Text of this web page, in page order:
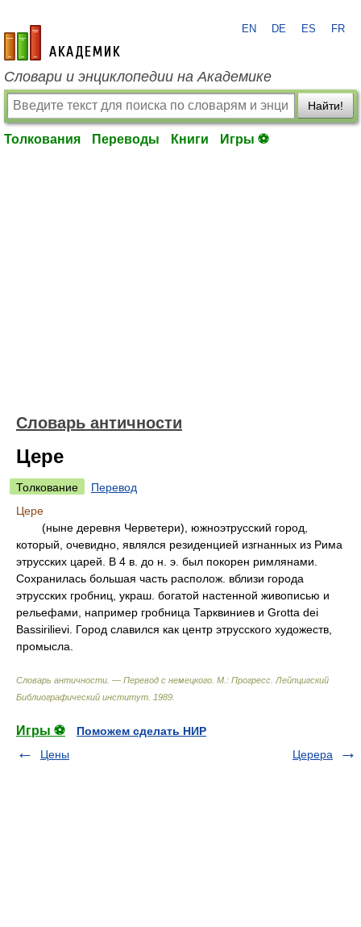
academic.ru
EN DE ES FR
Словари и энциклопедии на Академике
Найти!
Толкования Переводы Книги Игры ⚽
Словарь античности
Цере
Толкование
Перевод
Цере
(ныне деревня Черветери), южноэтрусский город,
который, очевидно, являлся резиденцией изгнанных из Рима
этрусских царей. В 4 в. до н. э. был покорен римлянами.
Сохранилась большая часть располож. вблизи города
этрусских гробниц, украш. богатой настенной живописью и
рельефами, например гробница Тарквиниев и Grotta dei
Bassirilievi. Город славился как центр этрусского художеств,
промысла.
Словарь античности. — Перевод с немецкого. М.: Прогресс Лейпцигский
Библиографический институт 1989
Игры ⚽
Поможем сделать НИР
Цены
Церера